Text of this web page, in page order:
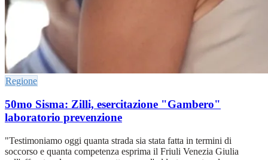
Regione
50mo Sisma: Zilli, esercitazione "Gambero"
laboratorio prevenzione
"Testimoniamo oggi quanta strada sia stata fatta in termini di
soccorso e quanta competenza esprima il Friuli Venezia Giulia